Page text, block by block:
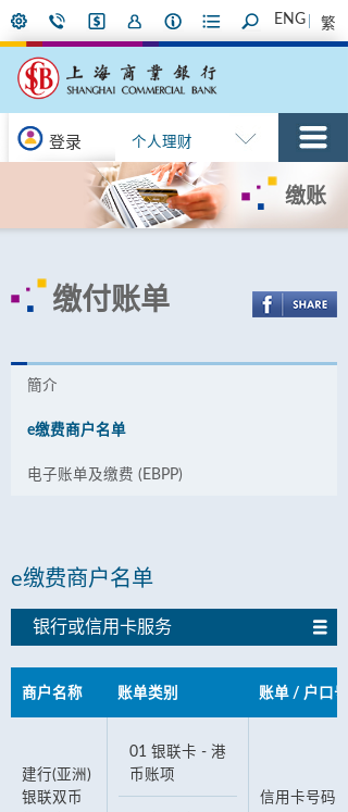
ENG 繁
登录 个人理财
缴账
缴付账单
簡介
e缴费商户名单
电子账单及缴费 (EBPP)
e缴费商户名单
银行或信用卡服务
商户名称 账单类别 账单 / 户口号
建行(亚洲)
银联双币
01 银联卡 - 港
币账项
信用卡号码